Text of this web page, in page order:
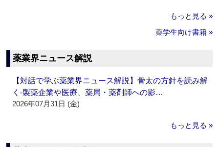
もっと見る »
薬学生向け書籍 »
薬業界ニュース解説
【対話で学ぶ薬業界ニュース解説】骨太の方針を読み解
く‐製薬企業や医療、薬局・薬剤師への影…
2026年07月31日 (金)
もっと見る »